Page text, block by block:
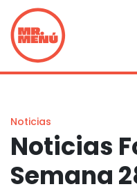
Noticias
Noticias
Semana